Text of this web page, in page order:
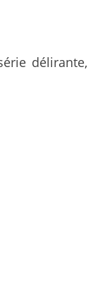
délirante,